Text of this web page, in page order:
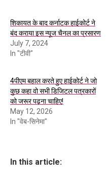
शिकायत के बाद कर्नाटक हाईकोर्ट ने
बंद कराया इस न्यूज चैनल का प्रसारण
July 7, 2024
In "टीवी"
4पीएम बहाल करते हुए हाईकोर्ट ने जो
कुछ कहा वो सभी डिजिटल पत्रकारों
को जरूर पढ़ना चाहिए!
May 12, 2026
In "वेब-सिनेमा"
In this article: